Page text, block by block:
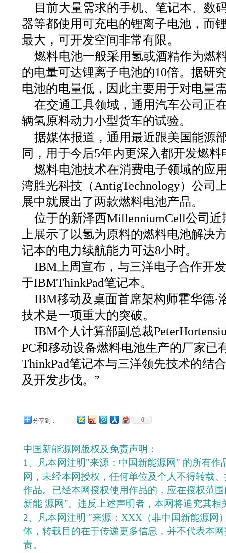
目前大量需求的手机、笔记本、数
器等都使用可充电的锂离子电池，而
最大，可开发空间非常有限。
燃料电池一般采用氢或酒精作为燃
的电量可达锂离子电池的10倍。据研
电池的电量低，因此主要用于对电量
在交通工具领域，通用汽车公司正
辆氢原料动力小型货车的试验。
据媒体报道，通用最近跟美国能源
同，用于今后5年内更深入都开发燃料
燃料电池技术在消费电子领域的应
湾胜光科技（AntigTechnology）公司
展中就展出了两款燃料电池产品。
位于的新泽西MillenniumCell公司
上展示了以氢为原料的燃料电池解决
记本的电力续航能力可达8小时。
IBM上周宣布，与三洋电子合作开
于IBMThinkPad笔记本。
IBM移动及桌面首席架构师霍华德·
技术是一项重大的突破。
IBM个人计算部副总裁
PC和移动设备燃料电池生产的厂家已
ThinkPad笔记本与三洋领先技术的结
及开发步伐。”
分享到： 0
中国新能源网版权及免责声明：
1、凡本网注明"来源：中国新能源网" 的所有作
网，未经本网授权，任何单位及个人不得转载
作品。已经本网授权使用作品的，应在授权范
新能 源网"。违反上述声明者，本网将追究其相
2、凡本网注明 "来源：XXX（非中国新能源网
体，转载目的在于传递更多信息，并不代表本
责。